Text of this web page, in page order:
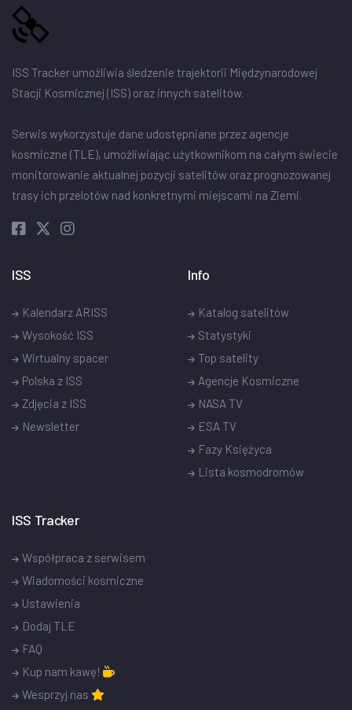
ISS Tracker umożliwia śledzenie trajektorii Międzynarodowej
Stacji Kosmicznej (ISS) oraz innych satelitów.
Serwis wykorzystuje dane udostępniane przez agencje
kosmiczne (TLE), umożliwiając użytkownikom na całym świecie
monitorowanie aktualnej pozycji satelitów oraz prognozowanej
trasy ich przelotów nad konkretnymi miejscami na Ziemi.
ISS
Kalendarz ARISS
Wysokość ISS
Wirtualny spacer
Polska z ISS
Zdjęcia z ISS
Newsletter
Info
Katalog satelitów
Statystyki
Top satelity
Agencje Kosmiczne
NASA TV
ESA TV
Fazy Księżyca
Lista kosmodromów
ISS Tracker
Współpraca z serwisem
Wiadomości kosmiczne
Ustawienia
Dodaj TLE
FAQ
Kup nam kawę!
Wesprzyj nas